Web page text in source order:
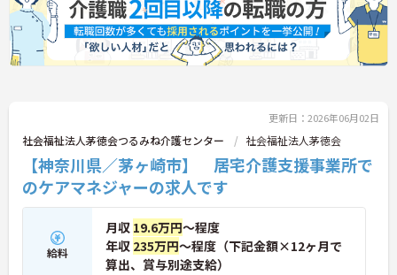
更新日：2026年06月02日
社会福祉法人茅徳会つるみね介護センター 社会福祉法人茅徳会
【神奈川県／茅ヶ崎市】 居宅介護支援事業所で
のケアマネジャーの求人です
給料
月収 19.6万円～程度
年収 235万円～程度（下記金額×12ヶ月で
算出、賞与別途支給）